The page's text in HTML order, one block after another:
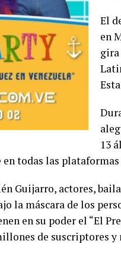
El
en
13
en todas las
Guijarro, actores,
la máscara de los
en su poder el “El
de suscriptores y